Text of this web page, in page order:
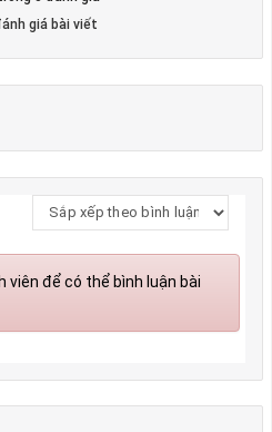
giá bài viết
viên để có thể bình luận bài